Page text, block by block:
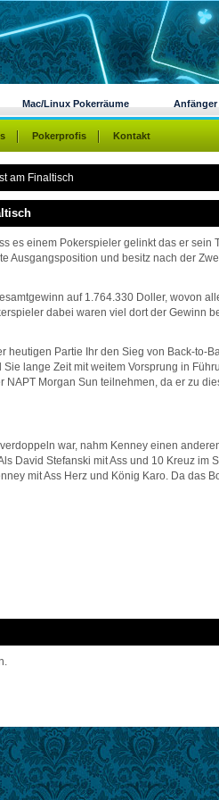
am Finaltisch
es einem Pokerspieler gelinkt das er sein
Ausgangsposition und besitz nach der
auf 1.764.330 Doller, wovon
dabei waren viel dort der Gewinn
Partie Ihr den Sieg von Back-to-
lange Zeit mit weitem Vorsprung in
Morgan Sun teilnehmen, da er zu
war, nahm Kenney einen
David Stefanski mit Ass und 10 Kreuz im
mit Ass Herz und König Karo. Da das
Mac/Linux Pokerräume Anfänger
Pokerprofis Kontakt